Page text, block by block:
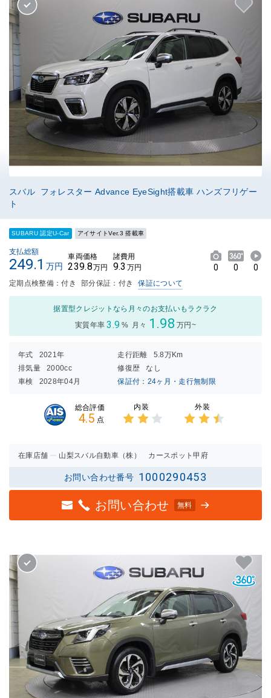
スバル フォレスター Advance EyeSight搭載車 ハンズフリゲー
ト
SUBARU 認定U-Car アイサイトVer.3 搭載車
支払総額
249.1 万円
車両価格
239.8万円
諸費用
9.3 万円 0 0 0
定期点検整備：付き 部分保証：付き 保証について
据置型クレジットなら月々のお支払いもラクラク
実質年率 3.9 % 月々 1.98 万円~
年式 2021年 走行距離
5.8万Km
排気量
2000cc 修復歴
なし
車検
2028年04月 保証付：24ヶ月・走行無制限
総合評価
4.5 点
内装
評価
外装
の評価
在庫店舗 山梨スバル自動車（株） カースポット甲府
お問い合わせ番号 1000290453
お問い合わせ 無料